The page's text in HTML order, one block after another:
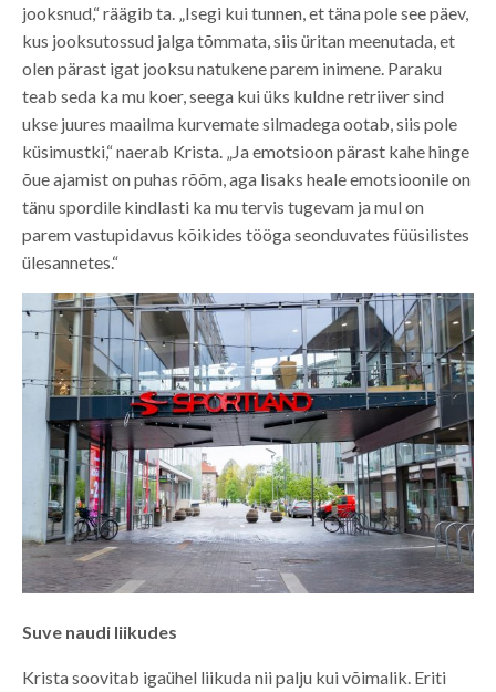
jooksnud,“ räägib ta. „Isegi kui tunnen, et täna pole see päev,
kus jooksutossud jalga tõmmata, siis üritan meenutada, et
olen pärast igat jooksu natukene parem inimene. Paraku
teab seda ka mu koer, seega kui üks kuldne retriiver sind
ukse juures maailma kurvemate silmadega ootab, siis pole
küsimustki,“ naerab Krista. „Ja emotsioon pärast kahe hinge
õue ajamist on puhas rõõm, aga lisaks heale emotsioonile on
tänu spordile kindlasti ka mu tervis tugevam ja mul on
parem vastupidavus kõikides tööga seonduvates füüsilistes
ülesannetes.“
Suve naudi liikudes
Krista soovitab igaühel liikuda nii palju kui võimalik. Eriti